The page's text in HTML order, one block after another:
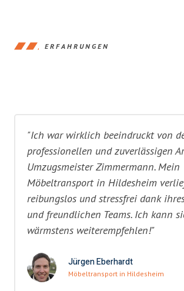
ERFAHRUNGEN
"Ich war wirklich beeindruckt von
professionellen und zuverlässigen
Umzugsmeister Zimmermann. Mein
Möbeltransport in Hildesheim
reibungslos und stressfrei dank
und freundlichen Teams. Ich kann
wärmstens weiterempfehlen!"
Jürgen Eberhardt
Möbeltransport in Hildesheim